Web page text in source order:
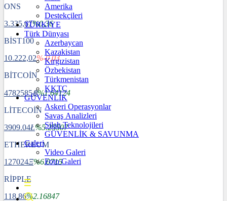
ONS
3.335,67%0,36
BİST100
10.222,02%-0,03
BİTCOİN
4782585฿%1.64124
LİTECOİN
3909.04Ł%5.25507
ETHEREUM
127024Ξ%6.0715
RİPPLE
118.86%2.16847
Amerika
Destekçileri
TÜRKİYE
Türk Dünyası
Azerbaycan
Kazakistan
Kırgızistan
Özbekistan
Türkmenistan
KKTC
GÜVENLİK
Askeri Operasyonlar
Savaş Analizleri
Silah Teknolojileri
GÜVENLİK & SAVUNMA
Galeri
Video Galeri
Foto Galeri